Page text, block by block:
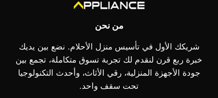
من نحن
شريكك الأول في تأسيس منزل الأحلام. نضع بين يديك
خبرة ربع قرن لنقدم لك تجربة تسوق متكاملة، تجمع بين
جودة الأجهزة المنزلية، رقي الأثاث، وأحدث التكنولوجيا
تحت سقف واحد.